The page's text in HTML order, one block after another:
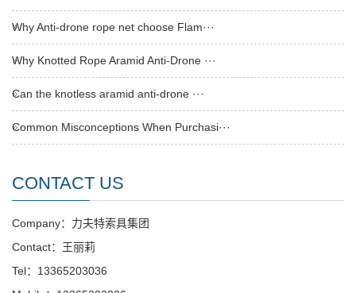
Why Anti-drone rope net choose Flam···
Why Knotted Rope Aramid Anti-Drone ···
Can the knotless aramid anti-drone ···
Common Misconceptions When Purchasi···
CONTACT US
Company：力夫特索具集团
Contact：王丽莉
Tel：13365203036